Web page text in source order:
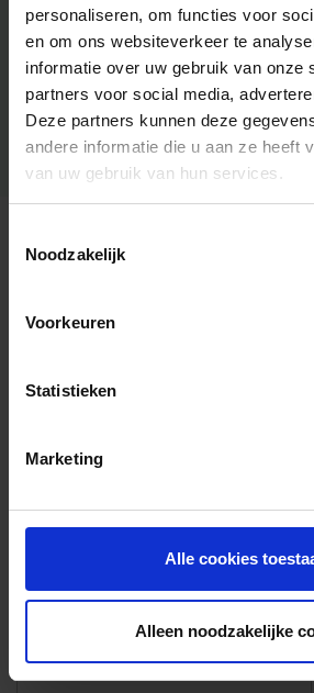
personaliseren, om functies voor
en om ons websiteverkeer te
informatie over uw gebruik van onze
partners voor social media,
Deze partners kunnen deze
andere informatie die u aan ze heeft
van uw gebruik van hun services.
Noodzakelijk
Voorkeuren
Statistieken
Marketing
Alle cookies
Alleen noodzakelijke
Algemene informatie
Foto’s ({{photos.length}})